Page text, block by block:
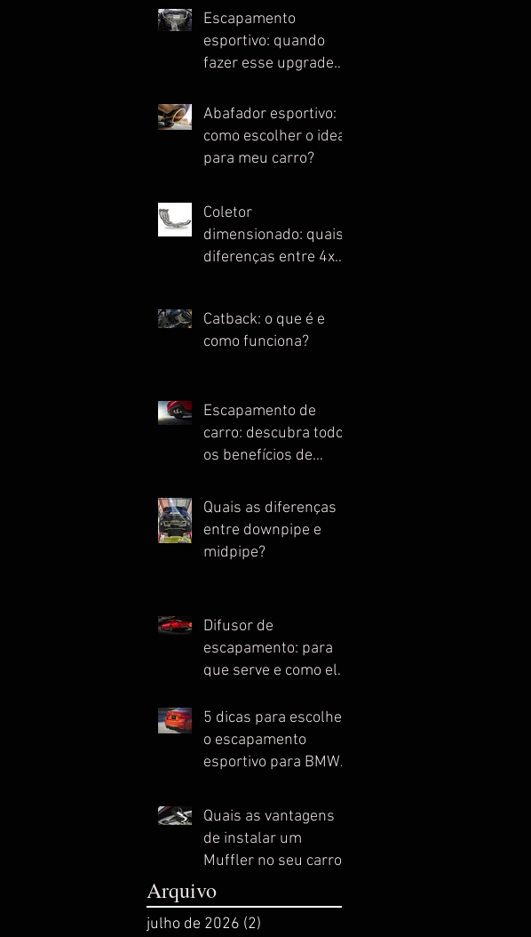
Escapamento
esportivo: quando
fazer esse upgrade
Abafador esportivo:
como escolher o ideal
para meu carro?
Coletor
dimensionado: quais
diferenças entre 4x1,
Catback: o que é e
como funciona?
Escapamento de
carro: descubra todos
os benefícios de
Quais as diferenças
entre downpipe e
midpipe?
Difusor de
escapamento: para
que serve e como ele
desempenho do seu
automóvel esportivo
5 dicas para escolher
o escapamento
esportivo para BMW
Quais as vantagens
de instalar um
Muffler no seu carro
Arquivo
julho de 2026 (2)